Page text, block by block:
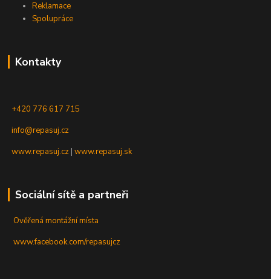
Reklamace
Spolupráce
Kontakty
+420 776 617 715
info@repasuj.cz
www.repasuj.cz |www.repasuj.sk
Sociální sítě a partneři
Ověřená montážní místa
www.facebook.com/repasujcz